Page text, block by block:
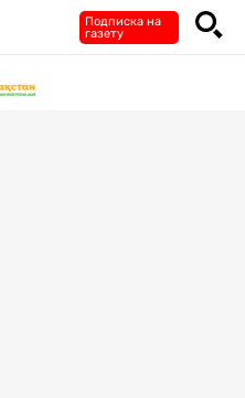
Подписка на
газету